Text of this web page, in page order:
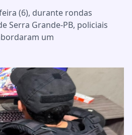
(6), durante rondas
Serra Grande-PB, policiais
um